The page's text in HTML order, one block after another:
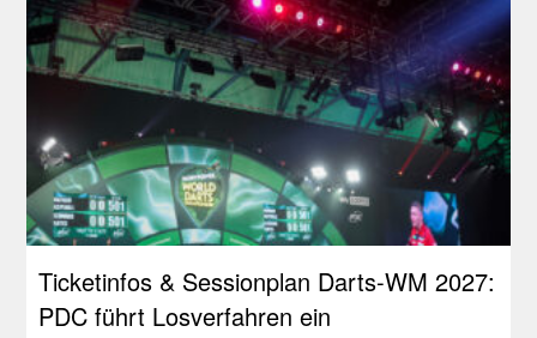
Ticketinfos & Sessionplan Darts-WM 2027:
PDC führt Losverfahren ein